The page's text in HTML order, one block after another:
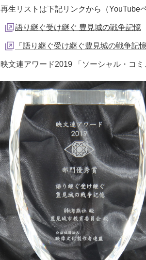
再生リストは下記リンクから（YouTube
語り継ぐ受け継ぐ 豊見城の戦争記憶
「語り継ぐ受け継ぐ豊見城の戦争記
映文連アワード2019 「ソーシャル・コ